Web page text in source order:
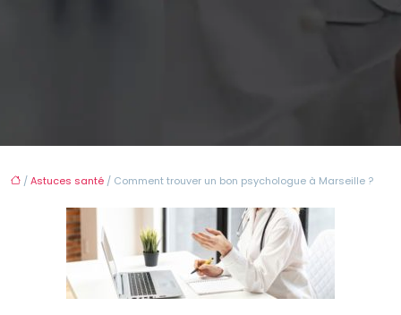
/Astuces santé / Comment trouver un bon psychologue à Marseille ?